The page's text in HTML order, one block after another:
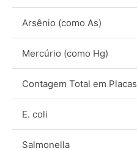
Arsênio (como As)
Mercúrio (como Hg)
Contagem Total em Placas
E. coli
Salmonella